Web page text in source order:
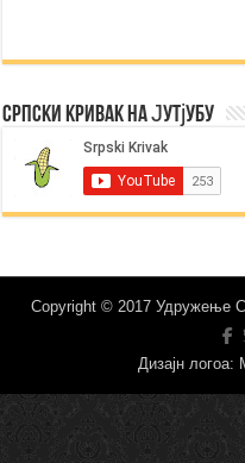
Српски Кривак на Јутјубу
Copyright © 2017 Удружење
Дизајн